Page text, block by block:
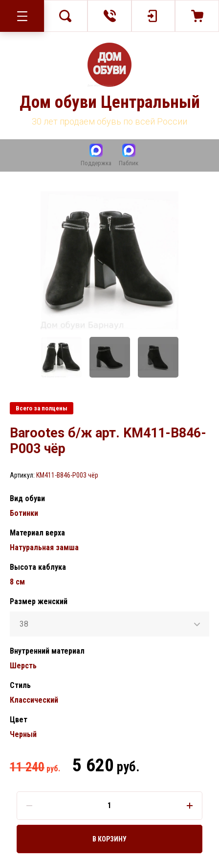
Дом обуви Центральный
30 лет продаем обувь по всей России
Поддержка Паблик
Всего за полцены
Barootes б/ж арт. KM411-B846-
P003 чёр
Артикул: KM411-B846-P003 чёр
Вид обуви
Ботинки
Материал верха
Натуральная замша
Высота каблука
8 см
Размер женский
38
Внутренний материал
Шерсть
Стиль
Классический
Цвет
Черный
11 240 руб. 5 620 руб.
В КОРЗИНУ